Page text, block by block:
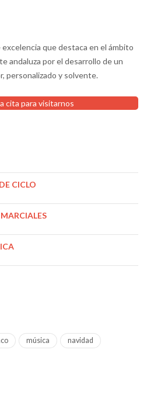
que destaca en el ámbito
andaluza por el desarrollo de un
personalizado y solvente.
cita para visitarnos
CICLO
música navidad